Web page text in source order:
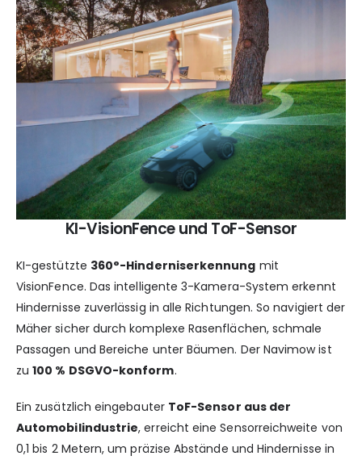
KI-VisionFence und ToF-Sensor
KI-gestützte 360°-Hinderniserkennung mit
VisionFence. Das intelligente 3-Kamera-System erkennt
Hindernisse zuverlässig in alle Richtungen. So navigiert der
Mäher sicher durch komplexe Rasenflächen, schmale
Passagen und Bereiche unter Bäumen. Der Navimow ist
zu100 % DSGVO-konform.
Ein zusätzlich eingebauter ToF-Sensor aus der
Automobilindustrie, erreicht eine Sensorreichweite von
0,1 bis 2 Metern, um präzise Abstände und Hindernisse in